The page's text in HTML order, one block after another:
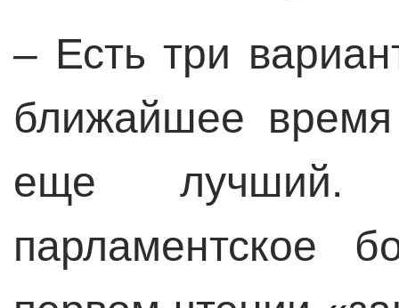
– Есть три
ближайшее
еще
парламентское